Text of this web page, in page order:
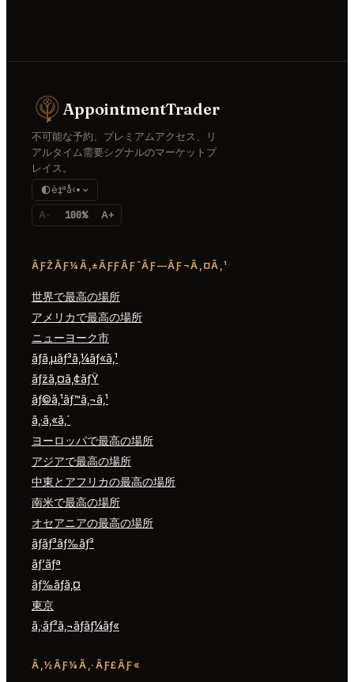
AppointmentTrader
不可能な予約、プレミアムアクセス、リ
アルタイム需要シグナルのマーケットプ
レイス。
è‡ªå‹•
A- 100% A+
ÃƑŽÃƑ¼Ã‚±ÃƑƑÃƑˆÃƑ—ÃƑ¬Ã‚¤Ã‚¹
世界で最高の場所
アメリカで最高の場所
ニューヨーク市
ãƒ­ã‚µãƒ³ã‚¼ãƒ«ã‚¹
ãƒžã‚¤ã‚¢ãƒŸ
ãƒ©ã‚¹ãƒ™ã‚¬ã‚¹
ã‚·ã‚«ã‚´
ヨーロッパで最高の場所
アジアで最高の場所
中東とアフリカの最高の場所
南米で最高の場所
オセアニアの最高の場所
ãƒ­ãƒ³ãƒ‰ãƒ³
ãƒ‘ãƒª
ãƒ‰ãƒã‚¤
東京
ã‚·ãƒ³ã‚¬ãƒãƒ¼ãƒ«
Ã‚½ÃƑ¼Ã‚·ÃƑ£ÃƑ«